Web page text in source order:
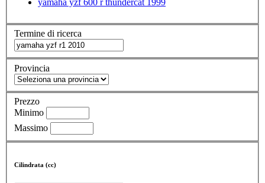
Termine di ricerca
Provincia
Prezzo
Minimo
Massimo
Cilindrata (cc)